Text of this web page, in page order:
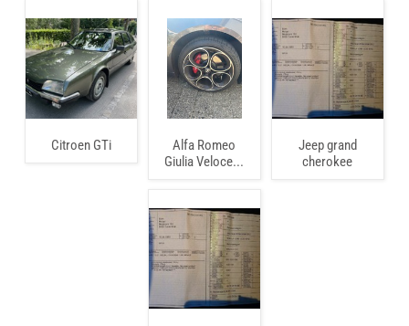
Citroen GTi
Alfa Romeo
Giulia Veloce...
Jeep grand
cherokee